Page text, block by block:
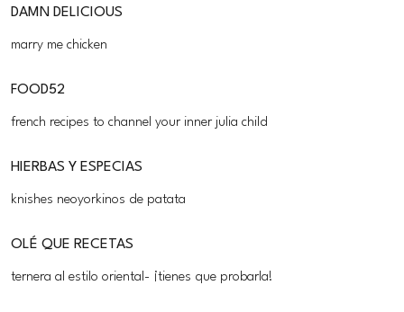
DAMN DELICIOUS
marry me chicken
FOOD52
french recipes to channel your inner julia child
HIERBAS Y ESPECIAS
knishes neoyorkinos de patata
OLÉ QUE RECETAS
ternera al estilo oriental- ¡tienes que probarla!